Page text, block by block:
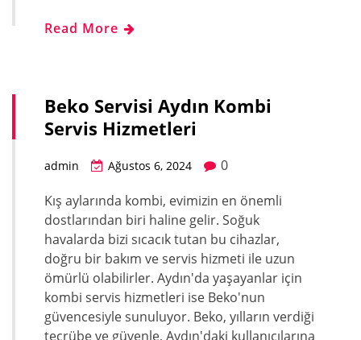
Read More
Beko Servisi Aydın Kombi
Servis Hizmetleri
admin Ağustos 6, 2024
0
Kış aylarında kombi, evimizin en önemli
dostlarından biri haline gelir. Soğuk
havalarda bizi sıcacık tutan bu cihazlar,
doğru bir bakım ve servis hizmeti ile uzun
ömürlü olabilirler. Aydın'da yaşayanlar için
kombi servis hizmetleri ise Beko'nun
güvencesiyle sunuluyor. Beko, yılların verdiği
tecrübe ve güvenle, Aydın'daki kullanıcılarına